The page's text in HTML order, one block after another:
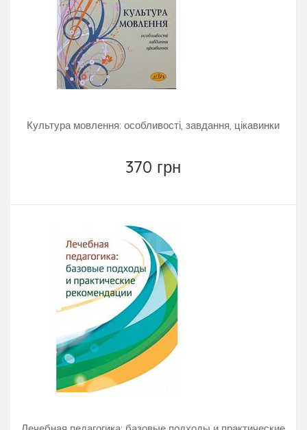
Культура мовлення: особливості, завдання, цікавинки
370 грн